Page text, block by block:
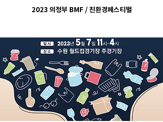
2023 의정부 BMF / 친환경페스티벌